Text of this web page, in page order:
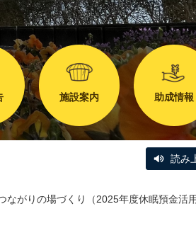
施設案内 助成情報
読み
がりの場づくり（2025年度休眠預金活